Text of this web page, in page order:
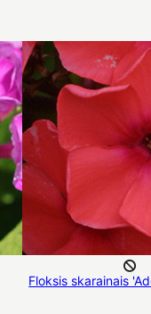
Floksis skarainais